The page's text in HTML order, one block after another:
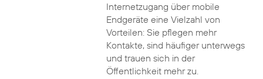
Internetzugang über mobile
Endgeräte eine Vielzahl von
Vorteilen: Sie pflegen mehr
Kontakte, sind häufiger unterwegs
und trauen sich in der
Öffentlichkeit mehr zu.